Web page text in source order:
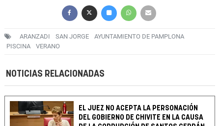
ARANZADI SAN JORGE
AYUNTAMIENTO DE PAMPLONA
PISCINA
VERANO
NOTICIAS RELACIONADAS
EL JUEZ NO ACEPTA LA PERSONACIÓN
DEL GOBIERNO DE CHIVITE EN LA CAUSA